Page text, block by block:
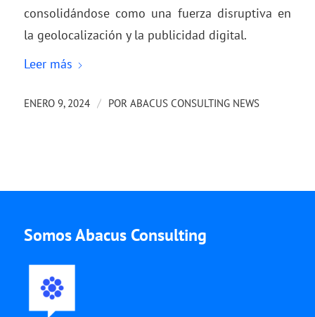
consolidándose como una fuerza disruptiva en
la geolocalización y la publicidad digital.
Leer más
ENERO 9, 2024 / POR ABACUS CONSULTING NEWS
Somos Abacus Consulting